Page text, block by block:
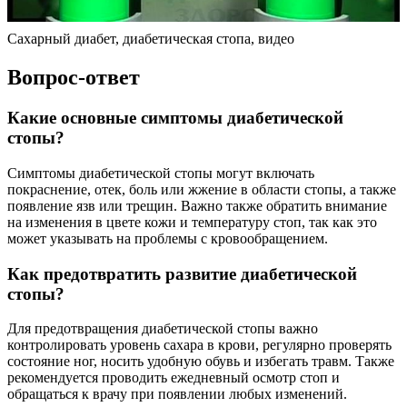
Сахарный диабет, диабетическая стопа, видео
Вопрос-ответ
Какие основные симптомы диабетической
стопы?
Симптомы диабетической стопы могут включать
покраснение, отек, боль или жжение в области стопы, а также
появление язв или трещин. Важно также обратить внимание
на изменения в цвете кожи и температуру стоп, так как это
может указывать на проблемы с кровообращением.
Как предотвратить развитие диабетической
стопы?
Для предотвращения диабетической стопы важно
контролировать уровень сахара в крови, регулярно проверять
состояние ног, носить удобную обувь и избегать травм. Также
рекомендуется проводить ежедневный осмотр стоп и
обращаться к врачу при появлении любых изменений.